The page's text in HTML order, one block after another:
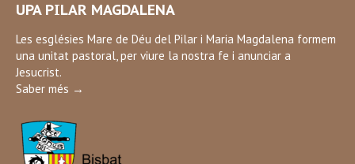
opens
in
new
window
UPA PILAR MAGDALENA
Les esglésies Mare de Déu del Pilar i Maria Magdalena formem
una unitat pastoral, per viure la nostra fe i anunciar a
Jesucrist.
Saber més →